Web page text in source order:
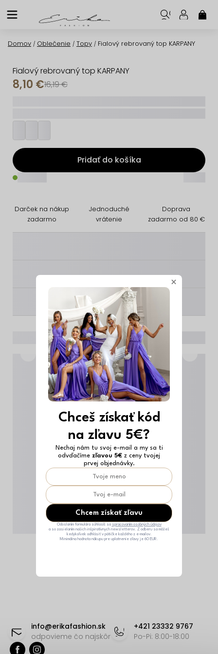
na
Domov / Oblečenie / Topy / Fialový rebrovaný top KARPANY
Fialový rebrovaný top KARPANY
16,19 €
8,10 €
Pridať do košíka
Darček na nákup
zadarmo
Jednoduché
vrátenie
Doprava
zadarmo od 80 €
________
info@erikafashion.sk
odpovieme čo najskôr
+421 23332 9767
Po-Pi: 8:00-18:00
×
Chceš získať kód
na zľavu 5€?
Nechaj nám tu svoj e-mail a my sa ti
odvďačíme zľavou 5€ z ceny tvojej
prvej objednávky.
Chcem získať zľavu
Odoslaním formulára súhlasíš sa spracovaním osobných údajov
a so zasielaním našich inšpiratívnych newsletterov. Z odberu sa môžeš
kedykoľvek odhlásiť v pätičke každého z e-mailov.
Minimálna hodnota nákupu pre uplatnenie zľavy je 60 EUR.